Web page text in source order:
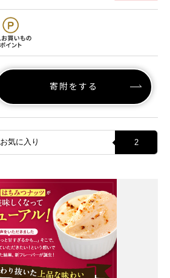
寄附をする
お気に入り 2